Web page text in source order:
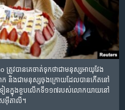
រូវ​បាន​គេ​ចាត់​ទុក​ថា​ជា​មនុស្ស​អាយុ​វែង​
ក​ និង​ជា​មនុស្ស​ចុង​ក្រោយ​ដែល​បាន​កើត​នៅ​
ទៀន​ក្នុង​ខួប​លើក​ទី១១៧​របស់​លោក​យាយ​នៅ​
ស​អ៊ីតាលី។